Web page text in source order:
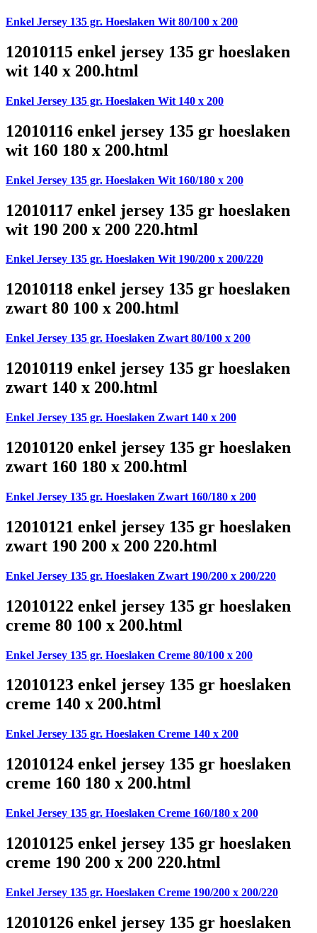
Enkel Jersey 135 gr. Hoeslaken Wit 80/100 x 200
12010115 enkel jersey 135 gr hoeslaken
wit 140 x 200.html
Enkel Jersey 135 gr. Hoeslaken Wit 140 x 200
12010116 enkel jersey 135 gr hoeslaken
wit 160 180 x 200.html
Enkel Jersey 135 gr. Hoeslaken Wit 160/180 x 200
12010117 enkel jersey 135 gr hoeslaken
wit 190 200 x 200 220.html
Enkel Jersey 135 gr. Hoeslaken Wit 190/200 x 200/220
12010118 enkel jersey 135 gr hoeslaken
zwart 80 100 x 200.html
Enkel Jersey 135 gr. Hoeslaken Zwart 80/100 x 200
12010119 enkel jersey 135 gr hoeslaken
zwart 140 x 200.html
Enkel Jersey 135 gr. Hoeslaken Zwart 140 x 200
12010120 enkel jersey 135 gr hoeslaken
zwart 160 180 x 200.html
Enkel Jersey 135 gr. Hoeslaken Zwart 160/180 x 200
12010121 enkel jersey 135 gr hoeslaken
zwart 190 200 x 200 220.html
Enkel Jersey 135 gr. Hoeslaken Zwart 190/200 x 200/220
12010122 enkel jersey 135 gr hoeslaken
creme 80 100 x 200.html
Enkel Jersey 135 gr. Hoeslaken Creme 80/100 x 200
12010123 enkel jersey 135 gr hoeslaken
creme 140 x 200.html
Enkel Jersey 135 gr. Hoeslaken Creme 140 x 200
12010124 enkel jersey 135 gr hoeslaken
creme 160 180 x 200.html
Enkel Jersey 135 gr. Hoeslaken Creme 160/180 x 200
12010125 enkel jersey 135 gr hoeslaken
creme 190 200 x 200 220.html
Enkel Jersey 135 gr. Hoeslaken Creme 190/200 x 200/220
12010126 enkel jersey 135 gr hoeslaken